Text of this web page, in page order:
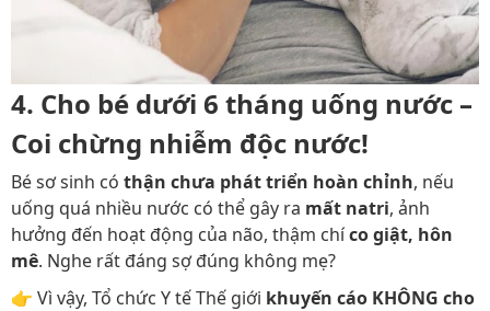
4. Cho bé dưới 6 tháng uống nước –
Coi chừng nhiễm độc nước!
Bé sơ sinh có thận chưa phát triển hoàn chỉnh, nếu
uống quá nhiều nước có thể gây ra mất natri, ảnh
hưởng đến hoạt động của não, thậm chíco giật, hôn
mê. Nghe rất đáng sợ đúng không mẹ?
👉 Vì vậy, Tổ chức Y tế Thế giới khuyến cáo KHÔNG cho